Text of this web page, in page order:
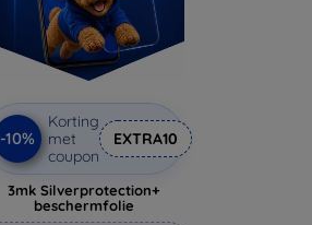
-10%
Korting
met
coupon
EXTRA10
3mk Silverprotection+
beschermfolie